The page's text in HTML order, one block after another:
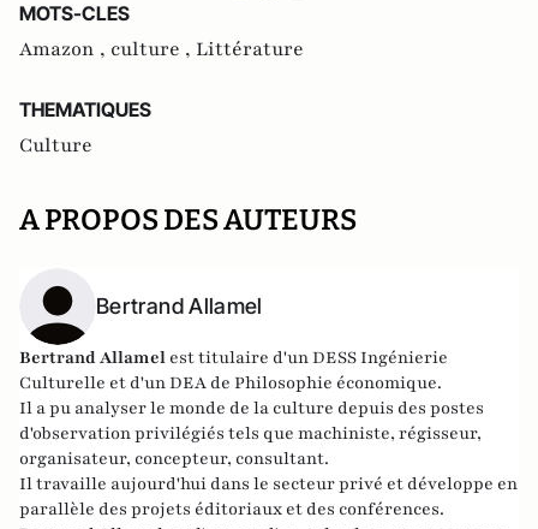
MOTS-CLES
Amazon , culture , Littérature
THEMATIQUES
Culture
A PROPOS DES AUTEURS
Bertrand Allamel
Bertrand Allamel est titulaire d'un DESS Ingénierie
Culturelle et d'un DEA de Philosophie économique.
Il a pu analyser le monde de la culture depuis des postes
d'observation privilégiés tels que machiniste, régisseur,
organisateur, concepteur, consultant.
Il travaille aujourd'hui dans le secteur privé et développe en
parallèle des projets éditoriaux et des conférences.